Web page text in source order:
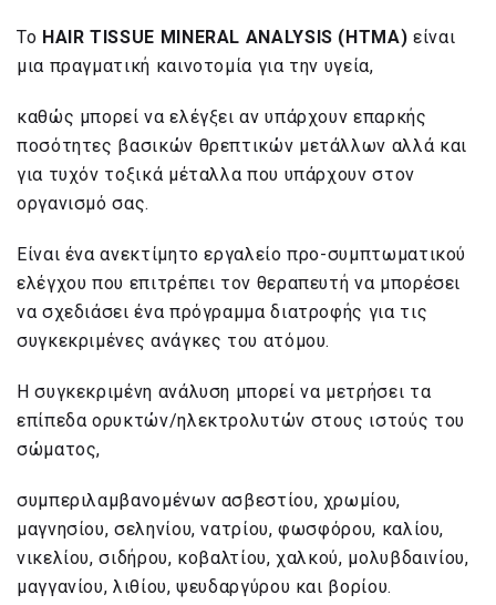
Το HAIR TISSUE MINERAL ANALYSIS (ΗΤΜΑ) είναι
μια πραγματική καινοτομία για την υγεία,
καθώς μπορεί να ελέγξει αν υπάρχουν επαρκής
ποσότητες βασικών θρεπτικών μετάλλων αλλά και
για τυχόν τοξικά μέταλλα που υπάρχουν στον
οργανισμό σας.
Είναι ένα ανεκτίμητο εργαλείο προ-συμπτωματικού
ελέγχου που επιτρέπει τον θεραπευτή να μπορέσει
να σχεδιάσει ένα πρόγραμμα διατροφής για τις
συγκεκριμένες ανάγκες του ατόμου.
Η συγκεκριμένη ανάλυση μπορεί να μετρήσει τα
επίπεδα ορυκτών/ηλεκτρολυτών στους ιστούς του
σώματος,
συμπεριλαμβανομένων ασβεστίου, χρωμίου,
μαγνησίου, σεληνίου, νατρίου, φωσφόρου, καλίου,
νικελίου, σιδήρου, κοβαλτίου, χαλκού, μολυβδαινίου,
μαγγανίου, λιθίου, ψευδαργύρου και βορίου.